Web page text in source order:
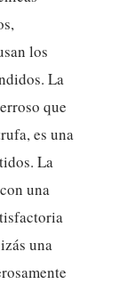
los
La
que
es una
La
una
una